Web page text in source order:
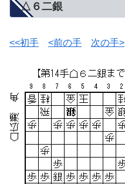
△６二銀
<<初手 <前の手 次の手>